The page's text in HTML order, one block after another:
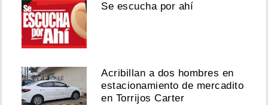
Se escucha por ahí
Acribillan a dos hombres en
estacionamiento de mercadito
en Torrijos Carter